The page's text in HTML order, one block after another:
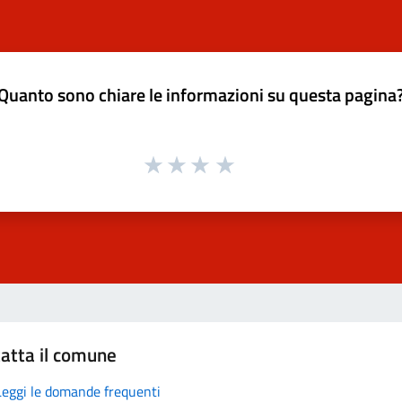
sono chiare le informazioni su questa
il comune
le domande frequenti